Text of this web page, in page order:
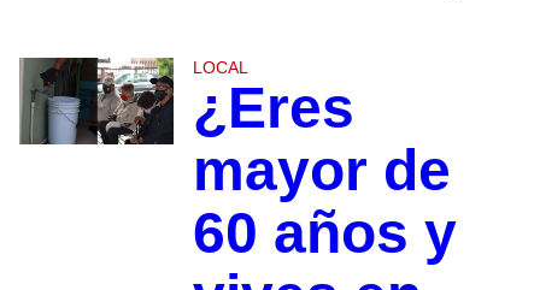
LOCAL
¿Eres
mayor de
60 años y